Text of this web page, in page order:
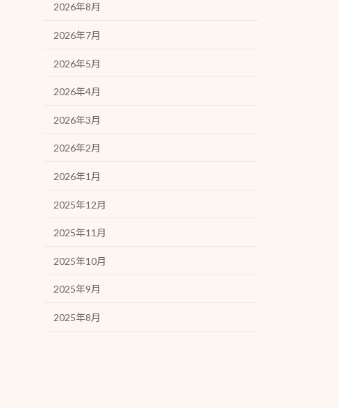
2026年8月
2026年7月
2026年5月
2026年4月
2026年3月
2026年2月
2026年1月
2025年12月
2025年11月
2025年10月
2025年9月
2025年8月